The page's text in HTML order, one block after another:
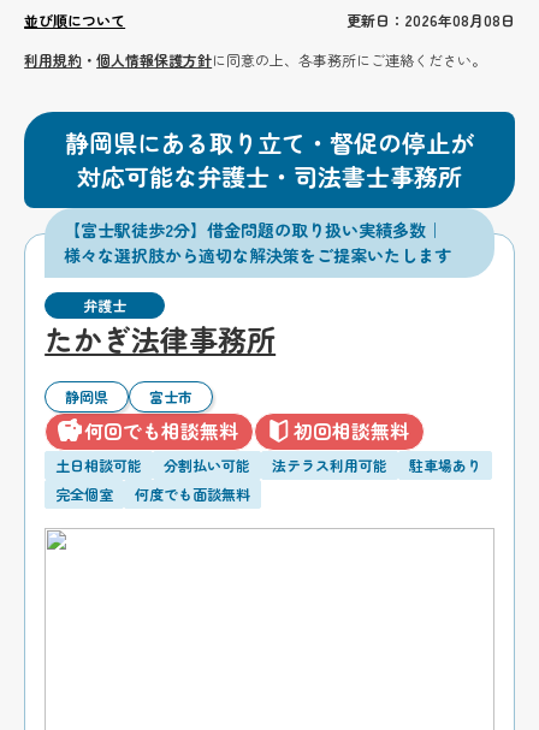
並び順について
更新日：2026年08月08日
利用規約 ・個人情報保護方針に同意の上、各事務所にご連絡ください。
静岡県にある取り立て・督促の停止が
対応可能な弁護士・司法書士事務所
【富士駅徒歩2分】借金問題の取り扱い実績多数｜
様々な選択肢から適切な解決策をご提案いたします
弁護士
たかぎ法律事務所
静岡県 富士市
何回でも相談無料 初回相談無料
土日相談可能 分割払い可能 法テラス利用可能
駐車場あり
完全個室
何度でも面談無料